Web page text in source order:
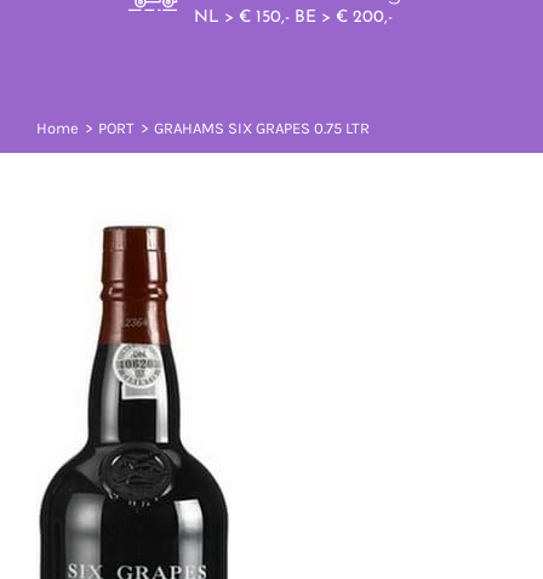
NL > € 150,- BE > € 200,-
Home PORT GRAHAMS SIX GRAPES 0.75 LTR